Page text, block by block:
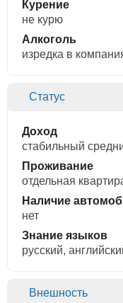
Курение
не курю
Алкоголь
изредка в
Статус
Доход
стабильный
Проживание
отдельная
Наличие
нет
Знание языков
русский,
Внешность